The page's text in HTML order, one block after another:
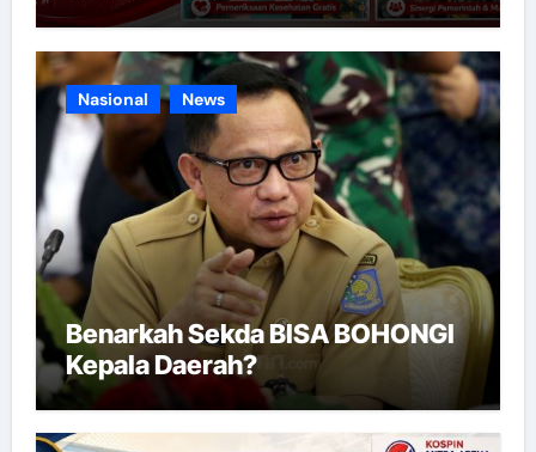
Nasional News
Benarkah Sekda BISA BOHONGI
Kepala Daerah?